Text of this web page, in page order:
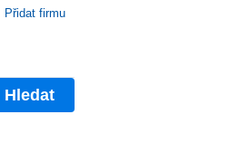
Přidat firmu
Hledat